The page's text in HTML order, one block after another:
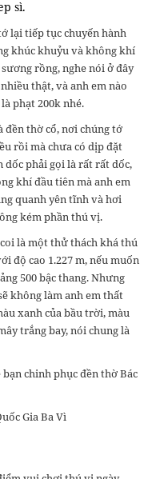
sì.
lại tiếp tục chuyến hành
khúc khuỷu và không khí
rồng, nghe nói ở đây
thật, và anh em nào
phạt 200k nhé.
đền thờ cổ, nơi chúng tớ
rồi mà chưa có dịp đặt
dốc phải gọi là rất rất dốc,
khí đầu tiên mà anh em
quanh yên tĩnh và hơi
kém phần thú vị.
là một thử thách khá thú
độ cao 1.227 m, nếu muốn
500 bậc thang. Nhưng
không làm anh em thất
xanh của bầu trời, màu
trắng bay, nói chung là
chinh phục đền thờ Bác
Gia Ba Vì